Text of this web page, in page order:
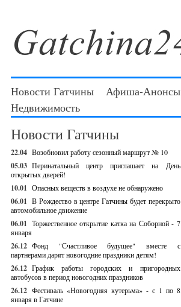
Новости Гатчины Афиша-Анонсы
Недвижимость
Новости Гатчины
22.04 Возобновил работу сезонный маршрут № 10
05.03 Перинатальный центр приглашает на День
открытых дверей!
10.01 Опасных веществ в воздухе не обнаружено
06.01 В Рождество в центре Гатчины будет перекрыто
автомобильное движение
06.01 Торжественное открытие катка на Соборной - 7
января
26.12 Фонд "Счастливое будущее" вместе с
партнерами дарят новогодние праздники детям!
26.12 График работы городских и пригородных
автобусов в период новогодних праздников
26.12 Фестиваль «Новогодняя кутерьма» - с 1 по 8
января в Гатчине